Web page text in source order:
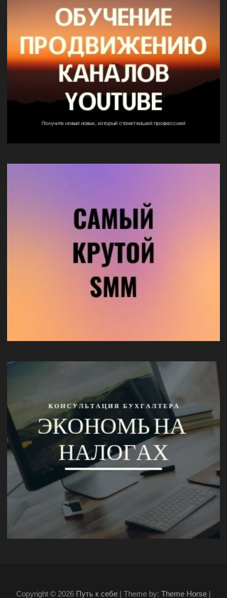
Copyright © 2026 Путь к себе | Theme by: Theme Horse |